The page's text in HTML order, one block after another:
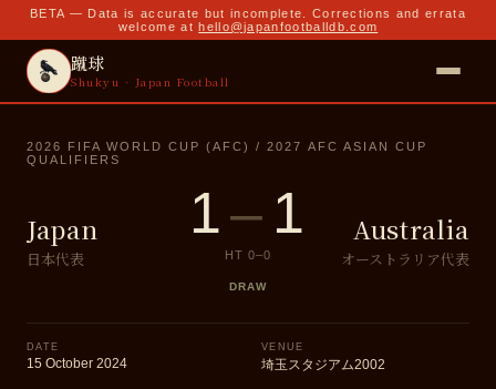
BETA — Data is accurate but incomplete. Corrections and errata
welcome at hello@japanfootballdb.com
蹴球
Shukyu · Japan Football
2026 FIFA WORLD CUP (AFC) / 2027 AFC ASIAN CUP
QUALIFIERS
Japan
日本代表
1– 1
HT 0–0
DRAW
Australia
オーストラリア代表
DATE
15 October 2024
VENUE
埼玉スタジアム2002